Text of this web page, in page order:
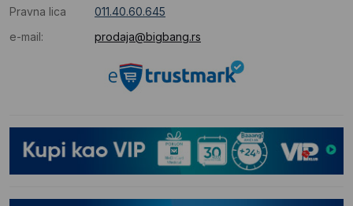
Pravna lica
011.40.60.645
e-mail:
prodaja@bigbang.rs